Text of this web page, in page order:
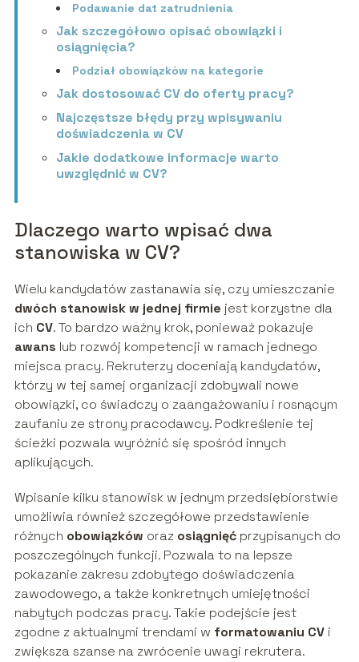
Podawanie dat zatrudnienia
Jak szczegółowo opisać obowiązki i
osiągnięcia?
Podział obowiązków na kategorie
Jak dostosować CV do oferty pracy?
Najczęstsze błędy przy wpisywaniu
doświadczenia w CV
Jakie dodatkowe informacje warto
uwzględnić w CV?
Dlaczego warto wpisać dwa
stanowiska w CV?
Wielu kandydatów zastanawia się, czy umieszczanie
dwóch stanowisk w jednej firmie jest korzystne dla
ich CV. To bardzo ważny krok, ponieważ pokazuje
awans lub rozwój kompetencji w ramach jednego
miejsca pracy. Rekruterzy doceniają kandydatów,
którzy w tej samej organizacji zdobywali nowe
obowiązki, co świadczy o zaangażowaniu i rosnącym
zaufaniu ze strony pracodawcy. Podkreślenie tej
ścieżki pozwala wyróżnić się spośród innych
aplikujących.
Wpisanie kilku stanowisk w jednym przedsiębiorstwie
umożliwia również szczegółowe przedstawienie
różnych obowiązków oraz osiągnięćprzypisanych do
poszczególnych funkcji. Pozwala to na lepsze
pokazanie zakresu zdobytego doświadczenia
zawodowego, a także konkretnych umiejętności
nabytych podczas pracy. Takie podejście jest
zgodne z aktualnymi trendami w formatowaniu CVi
zwiększa szanse na zwrócenie uwagi rekrutera.